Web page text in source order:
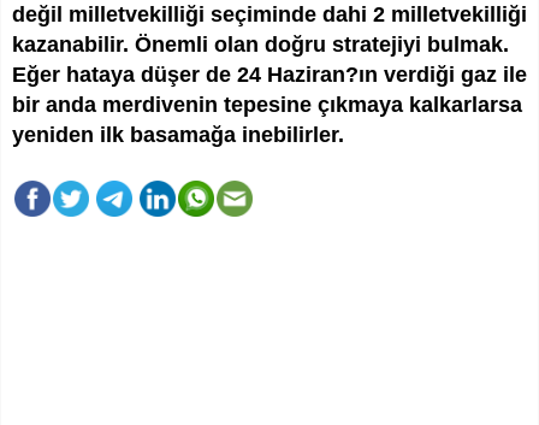
değil milletvekilliği seçiminde dahi 2 milletvekilliği
kazanabilir. Önemli olan doğru stratejiyi bulmak.
Eğer hataya düşer de 24 Haziran?ın verdiği gaz ile
bir anda merdivenin tepesine çıkmaya kalkarlarsa
yeniden ilk basamağa inebilirler.